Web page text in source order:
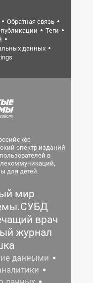
Обратная связь
Теги
данных
спектр изданий
в
для детей.
мир
врач
журнал
данными